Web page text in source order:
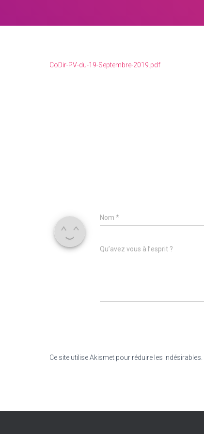
CoDir-PV-du-19-Septembre-2019.pdf
Nom *
Qu’avez vous à l’esprit ?
Ce site utilise Akismet pour réduire les indésirables.